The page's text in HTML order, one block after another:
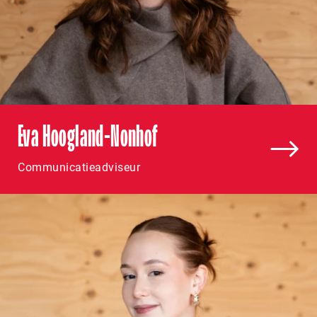
Eva Hoogland-Nonhof
Communicatieadviseur